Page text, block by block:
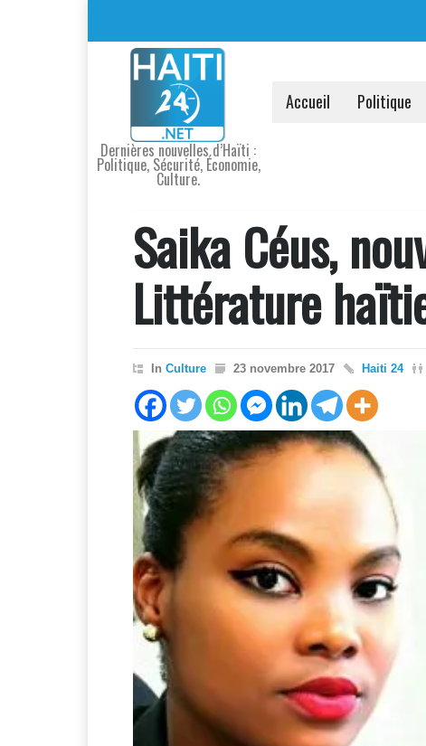
Dernières nouvelles d’Haïti :
Politique, Sécurité, Économie,
Culture.
Accueil Politique
Saika Céus,
Littérature
In Culture 23 novembre 2017 Haiti 24